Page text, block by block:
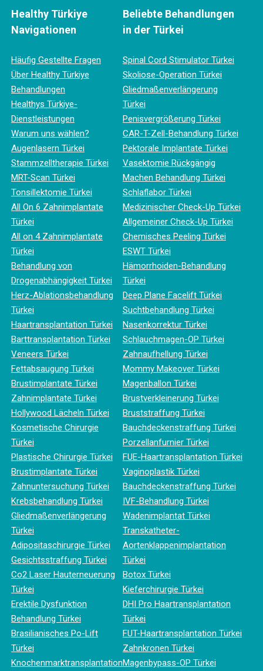
Healthy Türkiye
Navigationen
Häufig Gestellte Fragen
Über Healthy Türkiye
Behandlungen
Healthys Türkiye-
Dienstleistungen
Warum uns wählen?
Augenlasern Türkei
Stammzelltherapie Türkei
MRT-Scan Türkei
Tonsillektomie Türkei
All On 6 Zahnimplantate
Türkei
All on 4 Zahnimplantate
Türkei
Behandlung von
Drogenabhängigkeit Türkei
Herz-Ablationsbehandlung
Türkei
Haartransplantation Türkei
Barttransplantation Türkei
Veneers Türkei
Fettabsaugung Türkei
Brustimplantate Türkei
Zahnimplantate Türkei
Hollywood Lächeln Türkei
Kosmetische Chirurgie
Türkei
Plastische Chirurgie Türkei
Brustimplantate Türkei
Zahnuntersuchung Türkei
Krebsbehandlung Türkei
Gliedmaßenverlängerung
Türkei
Adipositaschirurgie Türkei
Gesichtsstraffung Türkei
Co2 Laser Hauterneuerung
Türkei
Erektile Dysfunktion
Behandlung Türkei
Brasilianisches Po-Lift
Türkei
Knochenmarktransplantation
Beliebte Behandlungen
in der Türkei
Spinal Cord Stimulator Türkei
Skoliose-Operation Türkei
Gliedmaßenverlängerung
Türkei
Penisvergrößerung Türkei
CAR-T-Zell-Behandlung Türkei
Pektorale Implantate Türkei
Vasektomie Rückgängig
Machen Behandlung Türkei
Schlaflabor Türkei
Medizinischer Check-Up Türkei
Allgemeiner Check-Up Türkei
Chemisches Peeling Türkei
ESWT Türkei
Hämorrhoiden-Behandlung
Türkei
Deep Plane Facelift Türkei
Suchtbehandlung Türkei
Nasenkorrektur Türkei
Schlauchmagen-OP Türkei
Zahnaufhellung Türkei
Mommy Makeover Türkei
Magenballon Türkei
Brustverkleinerung Türkei
Bruststraffung Türkei
Bauchdeckenstraffung Türkei
Porzellanfurnier Türkei
FUE-Haartransplantation Türkei
Vaginoplastik Türkei
Bauchdeckenstraffung Türkei
IVF-Behandlung Türkei
Wadenimplantat Türkei
Transkatheter-
Aortenklappenimplantation
Türkei
Botox Türkei
Kieferchirurgie Türkei
DHI Pro Haartransplantation
Türkei
FUT-Haartransplantation Türkei
Zahnkronen Türkei
Magenbypass-OP Türkei